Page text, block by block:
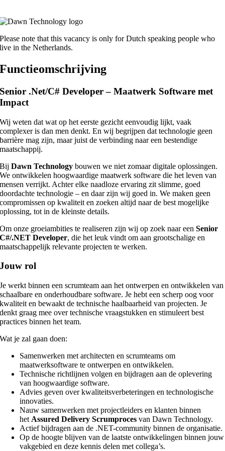
Please note that this vacancy is only for Dutch speaking people who
live in the Netherlands.
Functieomschrijving
Senior .Net/C# Developer – Maatwerk Software met
Impact
Wij weten dat wat op het eerste gezicht eenvoudig lijkt, vaak
complexer is dan men denkt. En wij begrijpen dat technologie geen
barrière mag zijn, maar juist de verbinding naar een bestendige
maatschappij.
BijDawn Technology bouwen we niet zomaar digitale oplossingen.
We ontwikkelen hoogwaardige maatwerk software die het leven van
mensen verrijkt. Achter elke naadloze ervaring zit slimme, goed
doordachte technologie – en daar zijn wij goed in. We maken geen
compromissen op kwaliteit en zoeken altijd naar de best mogelijke
oplossing, tot in de kleinste details.
Om onze groeiambities te realiseren zijn wij op zoek naar eenSenior
C#/.NET Developer, die het leuk vindt om aan grootschalige en
maatschappelijk relevante projecten te werken.
Jouw rol
Je werkt binnen een scrumteam aan het ontwerpen en ontwikkelen van
schaalbare en onderhoudbare software. Je hebt een scherp oog voor
kwaliteit en bewaakt de technische haalbaarheid van projecten. Je
denkt graag mee over technische vraagstukken en stimuleert best
practices binnen het team.
Wat je zal gaan doen:
Samenwerken met architecten en scrumteams om
maatwerksoftware te ontwerpen en ontwikkelen.
Technische richtlijnen volgen en bijdragen aan de oplevering
van hoogwaardige software.
Advies geven over kwaliteitsverbeteringen en technologische
innovaties.
Nauw samenwerken met projectleiders en klanten binnen
het Assured Delivery Scrumproces van Dawn Technology.
Actief bijdragen aan de .NET-community binnen de organisatie.
Op de hoogte blijven van de laatste ontwikkelingen binnen jouw
vakgebied en deze kennis delen met collega’s.